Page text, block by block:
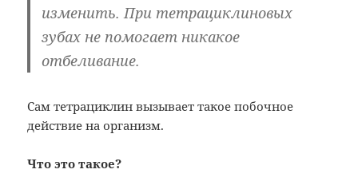
изменить. При тетрациклиновых
зубах не помогает никакое
отбеливание.
Сам тетрациклин вызывает такое побочное
действие на организм.
Что это такое?